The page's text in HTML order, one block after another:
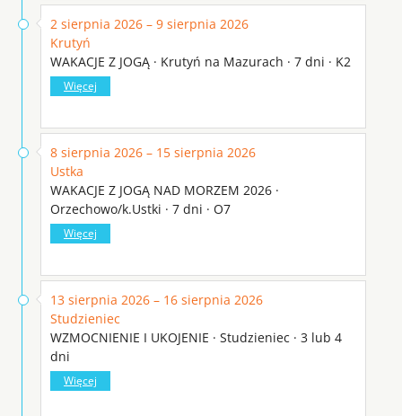
2 sierpnia 2026 – 9 sierpnia 2026
Krutyń
WAKACJE Z JOGĄ · Krutyń na Mazurach · 7 dni · K2
Więcej
8 sierpnia 2026 – 15 sierpnia 2026
Ustka
WAKACJE Z JOGĄ NAD MORZEM 2026 ·
Orzechowo/k.Ustki · 7 dni · O7
Więcej
13 sierpnia 2026 – 16 sierpnia 2026
Studzieniec
WZMOCNIENIE I UKOJENIE · Studzieniec · 3 lub 4
dni
Więcej